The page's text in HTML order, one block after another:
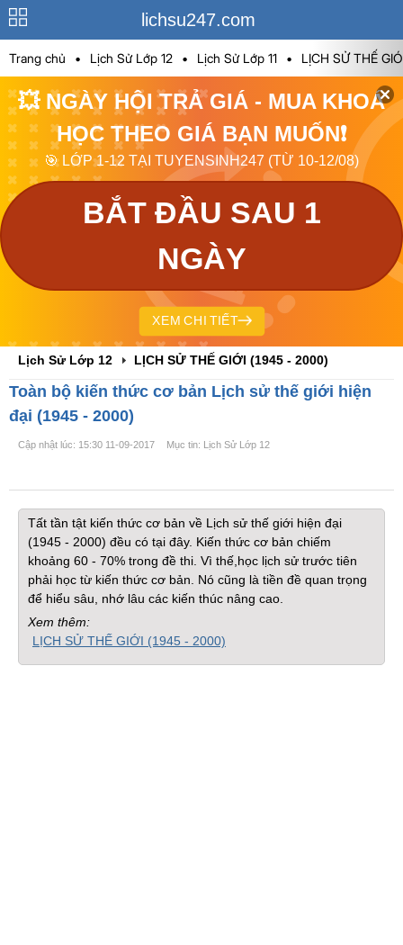
lichsu247.com
Trang chủ • Lịch Sử Lớp 12 • Lịch Sử Lớp 11 • LỊCH SỬ THẾ
💥 NGÀY HỘI TRẢ GIÁ - MUA KHOÁ
HỌC THEO GIÁ BẠN MUỐN❗
🎯 LỚP 1-12 TẠI TUYENSINH247 (TỪ 10-12/08)
BẮT ĐẦU SAU 1
NGÀY
XEM CHI TIẾT
Lịch Sử Lớp 12 LỊCH SỬ THẾ GIỚI (1945 - 2000)
Toàn bộ kiến thức cơ bản Lịch sử thế giới hiện
đại (1945 - 2000)
Cập nhật lúc: 15:30 11-09-2017 Mục tin: Lịch Sử Lớp 12
Tất tần tật kiến thức cơ bản về Lịch sử thế giới hiện đại
(1945 - 2000) đều có tại đây. Kiến thức cơ bản chiếm
khoảng 60 - 70% trong đề thi. Vì thế,học lịch sử trước tiên
phải học từ kiến thức cơ bản. Nó cũng là tiền đề quan trọng
để hiểu sâu, nhớ lâu các kiến thúc nâng cao.
Xem thêm:
LỊCH SỬ THẾ GIỚI (1945 - 2000)